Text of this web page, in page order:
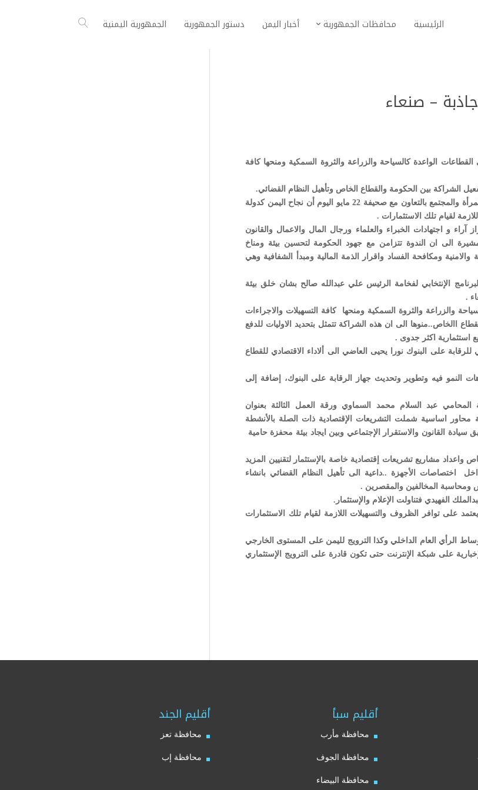
الرئيسية محافظات الجمهورية أخبار اليمن دستور الجمهورية الجمهورية اليمنية
– صنعاء
الواعدة كالسياحة والزراعة والثروة السمكية ومنحها كافة
الشراكة بين الحكومة والقطاع الخاص وتأهيل النظام القضائي.
واعتبر المشاركون في الندوة التي اقامتها مؤسسة بنت البادية لتنمية المرأة والمجتمع بالتعاون مع صحيفة 22 مايو اليوم أن نجاح اليمن كدولة
لقيام تلك الاستثمارات .
و اجتهادات الخبراء والعلماء ورجال المال والاعمال والقانون
الى ان الندوة تتزامن مع جهود الحكومة لتحسين بيئة ومناخ
والامنية ومكافحة الفساد واقرار الذمة المالية ومبدأ الشفافية وهي
الإنتخابي لفخامة الرئيس علي عبدالله صالح بشان خلق بيئة
.
والزراعة والثروة السمكية ومنحها كافة التسهيلات والاجراءات
االخاص..منوها الى ان هذه الشراكة تتمثل بتحديد الاوليات للدفع
استثمارية اكثر جدوى .
على البنوك نورا يحيى العاضي الى ألاداء الاقتصادي للقطاع
النمو فيه وتطوير وتحديث جهاز الرقابة على البنوك، إضافة إلى
المحامي عبد السلام محمد السماوي ورقة العمل الثالثة بعنوان
محاور اساسية شملت التشريعات الإقتصادية ذات الصلة بالأنشطة
سيادة القانون والاستقرار الإجتماعي وبين ايجاد بيئة محفزة حامية
مشاريع تشريعات إقتصادية خاصة بالإستثمار لتقنيين المزيد
اختصاصات الأجهزة ..داعية الى تأهيل النظام القضائي بانشاء
ومحاسبة المخالفين والمقصرين .
على توافر الظروف والتسهيلات اللازمة لقيام تلك الاستثمارات
الرأي العام الداخلي وكذا الترويج لليمن على المستوى الخارجي
على شبكة الإنترنت حتى تكون قادرة على الترويج الإستثماري
أقليم سبأ
محافظة مأرب
محافظة الجوف
محافظة البيضاء
أقليم الجند
محافظة تعز
محافظة إب